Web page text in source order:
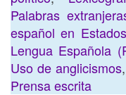
Palabras
español en
Lengua Española
Uso de anglicismos,
Prensa escrita